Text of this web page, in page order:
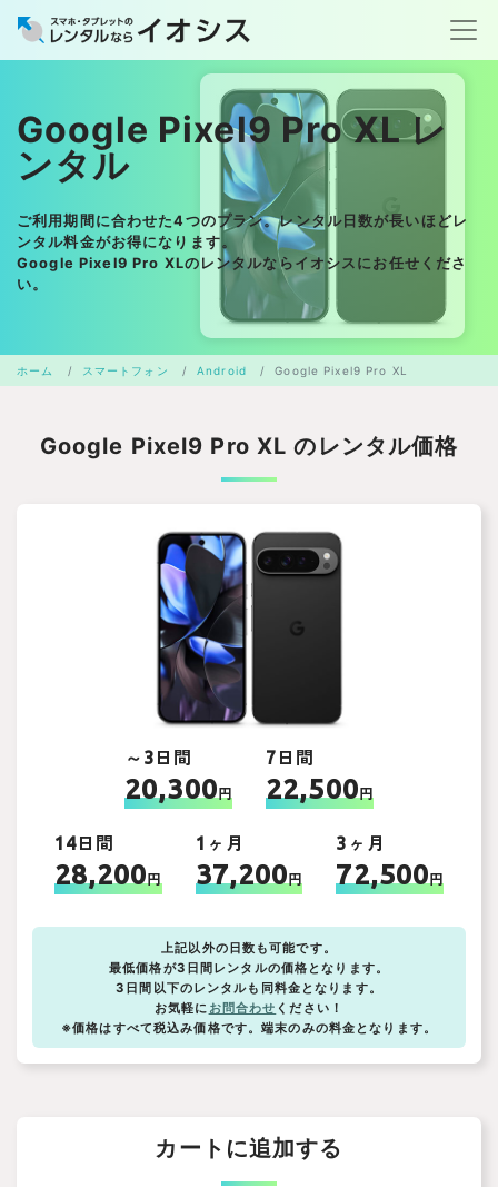
Google Pixel9 Pro XL レ
ンタル
ご利用期間に合わせた4つのプラン。レンタル日数が長いほどレ
ンタル料金がお得になります。
Google Pixel9 Pro XLのレンタルならイオシスにお任せくださ
い。
ホーム スマートフォン Android Google Pixel9 Pro XL
Google Pixel9 Pro XL のレンタル価格
～3日間
20,300円
7日間
22,500円
14日間
28,200円
1ヶ月
37,200円
3ヶ月
72,500円
上記以外の日数も可能です。
最低価格が3日間レンタルの価格となります。
3日間以下のレンタルも同料金となります。
お気軽に お問合わせ ください！
※価格はすべて税込み価格です。端末のみの料金となります。
カートに追加する